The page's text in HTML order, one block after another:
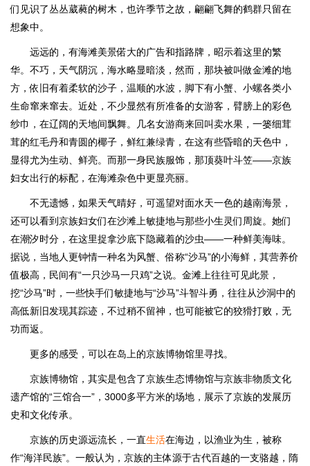
们见识了丛丛葳蕤的树木，也许季节之故，翩翩飞舞的鹤群只留在
想象中。
远远的，有海滩美景偌大的广告和指路牌，昭示着这里的繁
华。不巧，天气阴沉，海水略显暗淡，然而，那块被叫做金滩的地
方，依旧有着柔软的沙子，温顺的水波，脚下有小蟹、小螺各类小
生命窜来窜去。近处，不少显然有所准备的女游客，臂膀上的彩色
纱巾，在辽阔的天地间飘舞。几名女游商来回叫卖水果，一篓细茸
茸的红毛丹和青圆的椰子，鲜红兼绿青，在这有些昏暗的天色中，
显得尤为生动、鲜亮。而那一身民族服饰，那顶葵叶斗笠——京族
妇女出行的标配，在海滩杂色中更显亮丽。
不无遗憾，如果天气晴好，可遥望对面水天一色的越南海景，
还可以看到京族妇女们在沙滩上敏捷地与那些小生灵们周旋。她们
在潮汐时分，在这里捉拿沙底下隐藏着的沙虫——一种鲜美海味。
据说，当地人更钟情一种名为风蟹、俗称“沙马”的小海鲜，其营养价
值极高，民间有“一只沙马一只鸡”之说。金滩上往往可见此景，
挖“沙马”时，一些快手们敏捷地与“沙马”斗智斗勇，往往从沙洞中的
高低新旧发现其踪迹，不过稍不留神，也可能被它的狡猾打败，无
功而返。
更多的感受，可以在岛上的京族博物馆里寻找。
京族博物馆，其实是包含了京族生态博物馆与京族非物质文化
遗产馆的“三馆合一”，3000多平方米的场地，展示了京族的发展历
史和文化传承。
京族的历史源远流长，一直生活在海边，以渔业为生，被称
作“海洋民族”。一般认为，京族的主体源于古代百越的一支骆越，隋